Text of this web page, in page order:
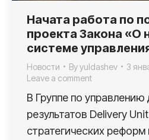
Начата работа по
проекта Закона «О
системе
Новости Byyuldashev
3
Leave a comment
В Группе по
результатов Delivery
стратегических